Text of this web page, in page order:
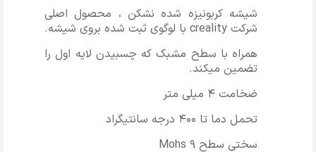
شیشه کربونیزه شده نشکن ، محصول اصلی
شرکت creality با لوگوی ثبت شده بروی شیشه.
همراه با سطح مشبک که چسبیدن لایه اول را
تضمین میکند.
ضخامت 4 میلی متر
تحمل دما تا 400 درجه سانتیگراد
سختی سطح 9 Mohs